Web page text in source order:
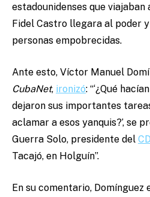
estadounidenses que viajaban
Fidel Castro llegara al poder
personas empobrecidas.
Ante esto, Víctor Manuel
CubaNet, ironizó: “‘¿Qué
dejaron sus importantes
aclamar a esos yanquis?’, se
Guerra Solo, presidente del
Tacajó, en Holguín”.
En su comentario,